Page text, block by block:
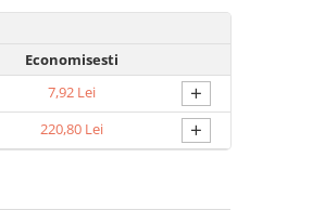
Economisesti
7,92 Lei +
220,80 Lei +